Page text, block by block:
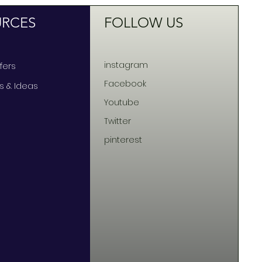
& Ideas
FOLLOW US
instagram
Facebook
Youtube
Twitter
pinterest